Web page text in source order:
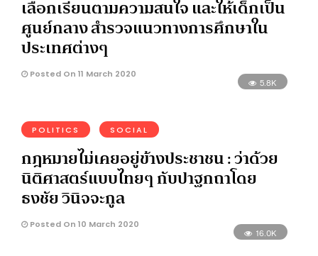
เลือกเรียนตามความสนใจ และให้เด็กเป็น
ศูนย์กลาง สำรวจแนวทางการศึกษาใน
ประเทศต่างๆ
Posted On 11 March 2020
5.8K
POLITICS SOCIAL
กฎหมายไม่เคยอยู่ข้างประชาชน : ว่าด้วย
นิติศาสตร์แบบไทยๆ กับปาฐกถาโดย
ธงชัย วินิจจะกูล
Posted On 10 March 2020
16.0K